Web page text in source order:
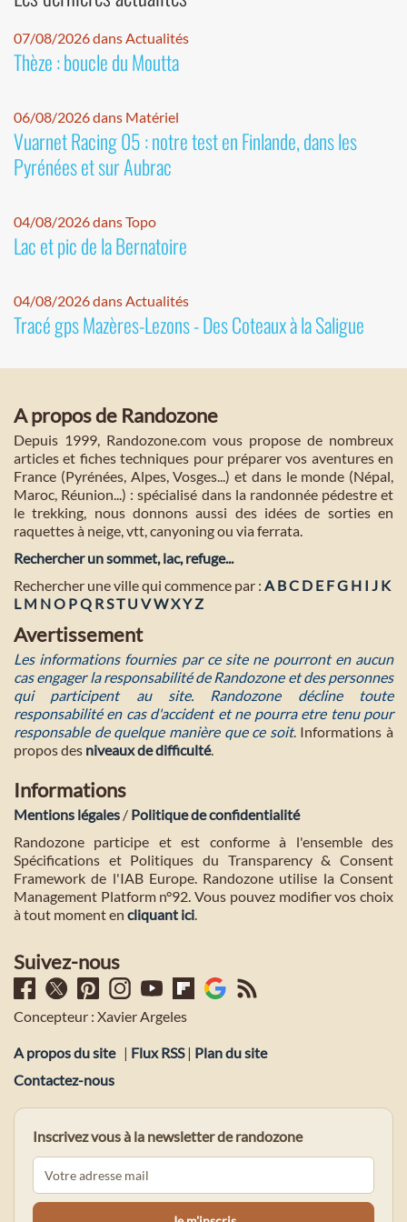
07/08/2026 dans Actualités
Thèze : boucle du Moutta
06/08/2026 dans Matériel
Vuarnet Racing 05 : notre test en Finlande, dans les
Pyrénées et sur Aubrac
04/08/2026 dans Topo
Lac et pic de la Bernatoire
04/08/2026 dans Actualités
Tracé gps Mazères-Lezons - Des Coteaux à la Saligue
A propos de Randozone
Depuis 1999, Randozone.com vous propose de nombreux
articles et fiches techniques pour préparer vos aventures en
France (Pyrénées, Alpes, Vosges...) et dans le monde (Népal,
Maroc, Réunion...) : spécialisé dans la randonnée pédestre et
le trekking, nous donnons aussi des idées de sorties en
raquettes à neige, vtt, canyoning ou via ferrata.
Rechercher un sommet, lac, refuge...
Rechercher une ville qui commence par : A BC D E FG H I J K
L M NO PQ RST U VWXYZ
Avertissement
Les informations fournies par ce site ne pourront en aucun
cas engager la responsabilité de Randozone et des personnes
qui participent au site. Randozone décline toute
responsabilité en cas d'accident et ne pourra etre tenu pour
responsable de quelque manière que ce soit. Informations à
propos des niveaux de difficulté.
Informations
Mentions légales / Politique de confidentialité
Randozone participe et est conforme à l'ensemble des
Spécifications et Politiques du Transparency & Consent
Framework de l'IAB Europe. Randozone utilise la Consent
Management Platform n°92. Vous pouvez modifier vos choix
à tout moment en cliquant ici.
Suivez-nous
Concepteur : Xavier Argeles
A propos du site | Flux RSS| Plan du site
Contactez-nous
Inscrivez vous à la newsletter de randozone